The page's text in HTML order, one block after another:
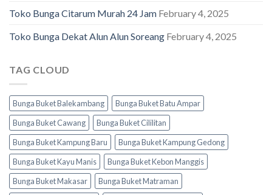
Toko Bunga Citarum Murah 24 Jam February 4, 2025
Toko Bunga Dekat Alun Alun Soreang February 4, 2025
TAG CLOUD
Bunga Buket Balekambang
Bunga Buket Batu Ampar
Bunga Buket Cawang
Bunga Buket Cililitan
Bunga Buket Kampung Baru
Bunga Buket Kampung Gedong
Bunga Buket Kayu Manis
Bunga Buket Kebon Manggis
Bunga Buket Makasar
Bunga Buket Matraman